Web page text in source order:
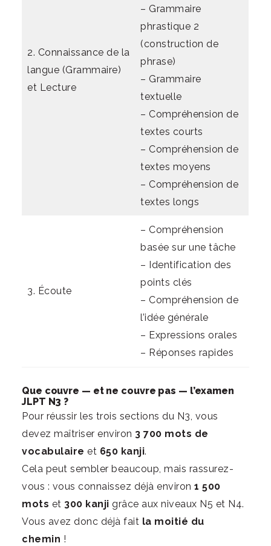
2. Connaissance de la
langue (Grammaire)
et Lecture
– Grammaire
phrastique 2
(construction de
phrase)
– Grammaire
textuelle
– Compréhension de
textes courts
– Compréhension de
textes moyens
– Compréhension de
textes longs
3. Écoute
– Compréhension
basée sur une tâche
– Identification des
points clés
– Compréhension de
l’idée générale
– Expressions orales
– Réponses rapides
Que couvre — et ne couvre pas — l’examen
JLPT N3 ?
Pour réussir les trois sections du N3, vous
devez maîtriser environ 3 700 mots de
vocabulaire et 650 kanji.
Cela peut sembler beaucoup, mais rassurez-
vous : vous connaissez déjà environ 1 500
mots et 300 kanji grâce aux niveaux N5 et N4.
Vous avez donc déjà fait la moitié du
chemin !